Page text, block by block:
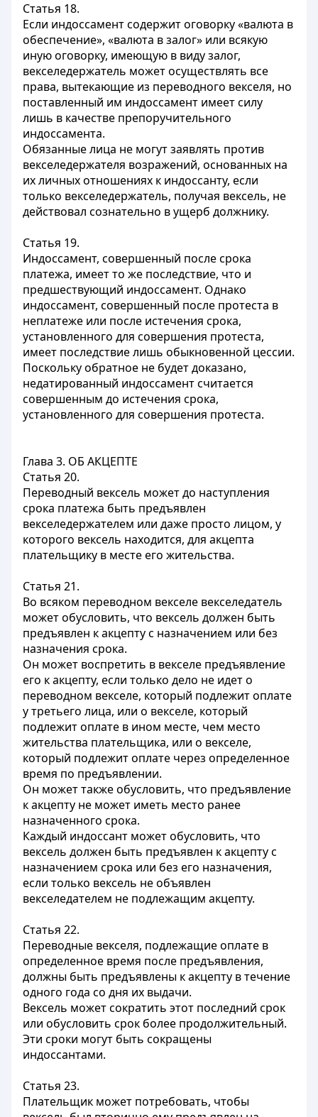
Статья 18.
Если индоссамент содержит оговорку «валюта в
обеспечение», «валюта в залог» или всякую
иную оговорку, имеющую в виду залог,
векселедержатель может осуществлять все
права, вытекающие из переводного векселя, но
поставленный им индоссамент имеет силу
лишь в качестве препоручительного
индоссамента.
Обязанные лица не могут заявлять против
векселедержателя возражений, основанных на
их личных отношениях к индоссанту, если
только векселедержатель, получая вексель, не
действовал сознательно в ущерб должнику.
Статья 19.
Индоссамент, совершенный после срока
платежа, имеет то же последствие, что и
предшествующий индоссамент. Однако
индоссамент, совершенный после протеста в
неплатеже или после истечения срока,
установленного для совершения протеста,
имеет последствие лишь обыкновенной цессии.
Поскольку обратное не будет доказано,
недатированный индоссамент считается
совершенным до истечения срока,
установленного для совершения протеста.
Глава 3. ОБ АКЦЕПТЕ
Статья 20.
Переводный вексель может до наступления
срока платежа быть предъявлен
векселедержателем или даже просто лицом, у
которого вексель находится, для акцепта
плательщику в месте его жительства.
Статья 21.
Во всяком переводном векселе векселедатель
может обусловить, что вексель должен быть
предъявлен к акцепту с назначением или без
назначения срока.
Он может воспретить в векселе предъявление
его к акцепту, если только дело не идет о
переводном векселе, который подлежит оплате
у третьего лица, или о векселе, который
подлежит оплате в ином месте, чем место
жительства плательщика, или о векселе,
который подлежит оплате через определенное
время по предъявлении.
Он может также обусловить, что предъявление
к акцепту не может иметь место ранее
назначенного срока.
Каждый индоссант может обусловить, что
вексель должен быть предъявлен к акцепту с
назначением срока или без его назначения,
если только вексель не объявлен
векселедателем не подлежащим акцепту.
Статья 22.
Переводные векселя, подлежащие оплате в
определенное время после предъявления,
должны быть предъявлены к акцепту в течение
одного года со дня их выдачи.
Вексель может сократить этот последний срок
или обусловить срок более продолжительный.
Эти сроки могут быть сокращены
индоссантами.
Статья 23.
Плательщик может потребовать, чтобы